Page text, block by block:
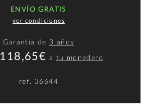
ENVÍO GRATIS
ver condiciones
Garantía de 3 años
118,65€ a tu monedero
ref. 36644